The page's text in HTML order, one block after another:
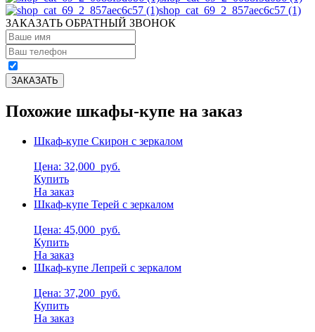
shop_cat_69_2_857aec6c57 (1)
ЗАКАЗАТЬ ОБРАТНЫЙ ЗВОНОК
Похожие шкафы-купе на заказ
Шкаф-купе Скирон с зеркалом
Цена: 32,000 руб.
Купить
На заказ
Шкаф-купе Терей с зеркалом
Цена: 45,000 руб.
Купить
На заказ
Шкаф-купе Лепрей с зеркалом
Цена: 37,200 руб.
Купить
На заказ